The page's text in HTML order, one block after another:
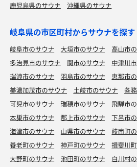
鹿児島県のサウナ
沖縄県のサウナ
岐阜県の市区町村からサウナを探す
岐阜市のサウナ 大垣市のサウナ
高山市
多治見市のサウナ
関市のサウナ
中津川
瑞浪市のサウナ
羽島市のサウナ
恵那市
美濃加茂市のサウナ
土岐市のサウナ
各
可児市のサウナ
瑞穂市のサウナ
飛騨市
本巣市のサウナ
郡上市のサウナ
下呂市
海津市のサウナ
山県市のサウナ
岐南町
養老町のサウナ
神戸町のサウナ
揖斐川
大野町のサウナ
池田町のサウナ
白川村